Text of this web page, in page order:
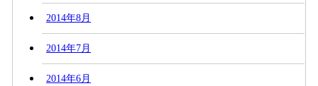
2014年8月
2014年7月
2014年6月